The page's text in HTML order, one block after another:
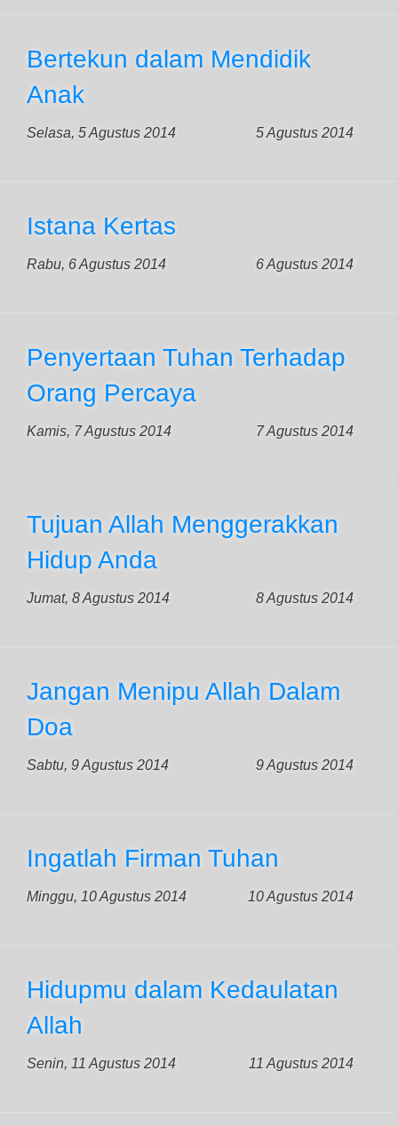
Bertekun dalam Mendidik
Anak
Selasa, 5 Agustus 2014 5 Agustus 2014
Istana Kertas
Rabu, 6 Agustus 2014 6 Agustus 2014
Penyertaan Tuhan Terhadap
Orang Percaya
Kamis, 7 Agustus 2014 7 Agustus 2014
Tujuan Allah Menggerakkan
Hidup Anda
Jumat, 8 Agustus 2014 8 Agustus 2014
Jangan Menipu Allah Dalam
Doa
Sabtu, 9 Agustus 2014 9 Agustus 2014
Ingatlah Firman Tuhan
Minggu, 10 Agustus 2014 10 Agustus 2014
Hidupmu dalam Kedaulatan
Allah
Senin, 11 Agustus 2014 11 Agustus 2014